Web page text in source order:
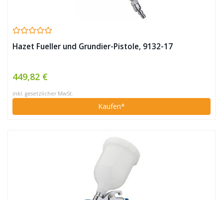
Hazet Fueller und Grundier-Pistole, 9132-17
449,82 €
inkl. gesetzlicher MwSt.
Kaufen*